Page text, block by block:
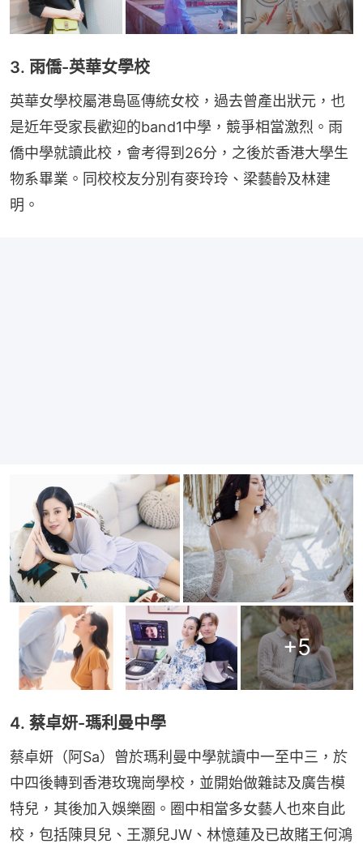
3. 雨僑-英華女學校
英華女學校屬港島區傳統女校，過去曾產出狀元，也
是近年受家長歡迎的band1中學，競爭相當激烈。雨
僑中學就讀此校，會考得到26分，之後於香港大學生
物系畢業。同校校友分別有麥玲玲、梁藝齡及林建
明。
+5
4. 蔡卓妍-瑪利曼中學
蔡卓妍（阿Sa）曾於瑪利曼中學就讀中一至中三，於
中四後轉到香港玫瑰崗學校，並開始做雜誌及廣告模
特兒，其後加入娛樂圈。圈中相當多女藝人也來自此
校，包括陳貝兒、王灝兒JW、林憶蓮及已故賭王何鴻